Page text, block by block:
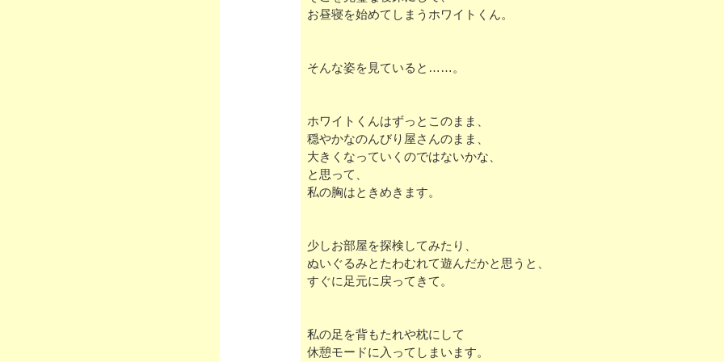
お昼寝を始めてしまうホワイトくん。
そんな姿を見ていると……。
ホワイトくんはずっとこのまま、
穏やかなのんびり屋さんのまま、
大きくなっていくのではないかな、
と思って、
私の胸はときめきます。
少しお部屋を探検してみたり、
ぬいぐるみとたわむれて遊んだかと思うと、
すぐに足元に戻ってきて。
私の足を背もたれや枕にして
休憩モードに入ってしまいます。